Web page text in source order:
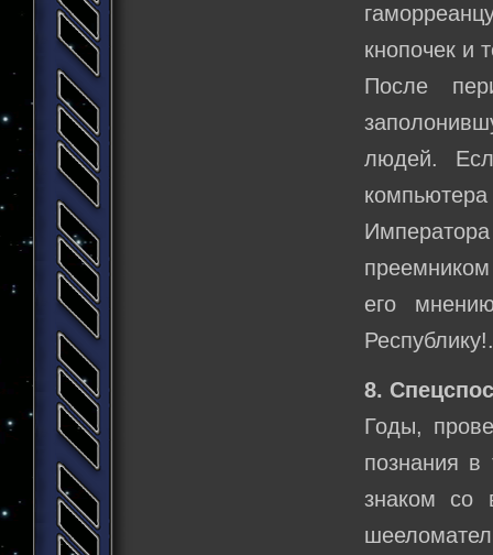
кнопочек и
После
людей.
его
8.
Годы,
познания в
знаком со